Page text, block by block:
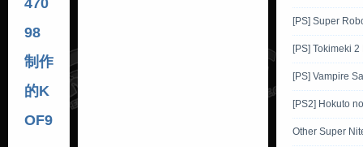
98
制作
的K
OF9
[PS] Super
[PS] Tokimeki 2
[PS] Vampire
[PS2] Hokuto
Other Super